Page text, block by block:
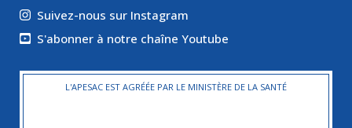
Suivez-nous sur Instagram
S'abonner à notre chaîne Youtube
L'APESAC EST AGRÉÉE PAR LE MINISTÈRE DE LA SANTÉ